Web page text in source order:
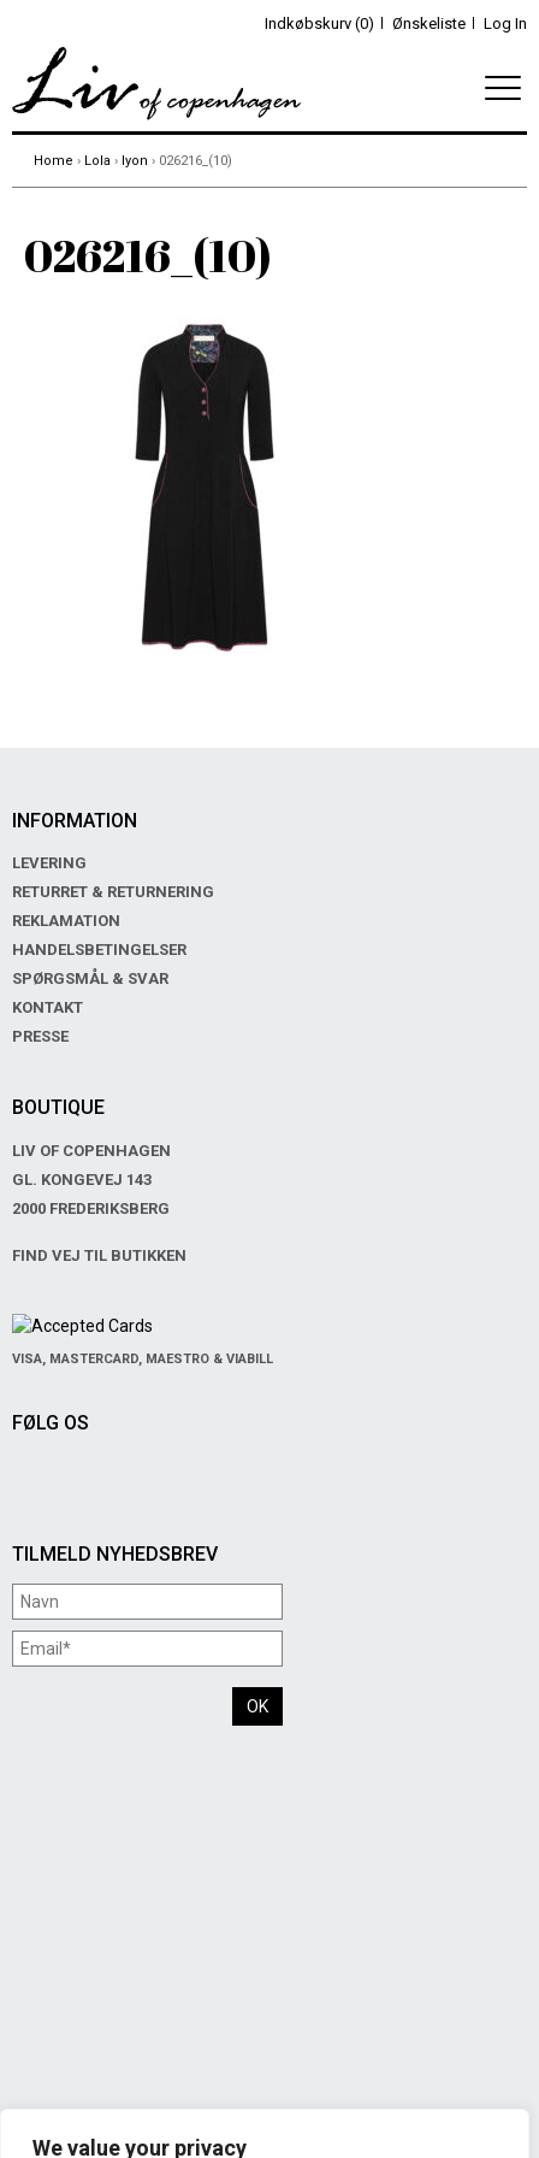
We value your privacy
Indkøbskurv (0) Ønskeliste Log In
Home › Lola › lyon › 026216_(10)
026216_(10)
INFORMATION
LEVERING
RETURRET & RETURNERING
REKLAMATION
HANDELSBETINGELSER
SPØRGSMÅL & SVAR
KONTAKT
PRESSE
BOUTIQUE
LIV OF COPENHAGEN
GL. KONGEVEJ 143
2000 FREDERIKSBERG
FIND VEJ TIL BUTIKKEN
TILMELD NYHEDSBREV
FØLG OS
VISA, MASTERCARD, MAESTRO & VIABILL